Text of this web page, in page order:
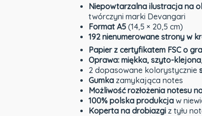
Niepowtarzalna ilustracja na
twórczyni marki Devangari
Format A5 (14,5 × 20,5 cm)
192 nienumerowane strony w
Papier z certyfikatem FSC o
Oprawa: miękka, szyto-klejona
2 dopasowane kolorystycznie
Gumka zamykająca notes
Możliwość rozłożenia notesu
100% polska produkcja w
Koperta na drobiazgi z tyłu